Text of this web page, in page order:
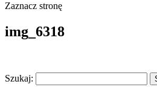
Zaznacz stronę
img_6318
Szukaj: